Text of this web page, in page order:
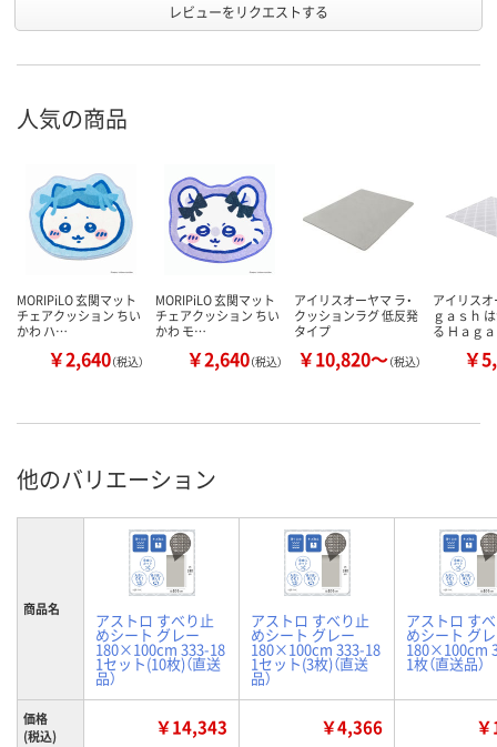
レビューをリクエストする
人気の商品
MORIPiLO 玄関マット
チェアクッション ちい
かわ ハ…
￥2,640（税込）
MORIPiLO 玄関マット
チェアクッション ちい
かわ モ…
￥2,640（税込）
アイリスオーヤマ ラ・
クッションラグ 低反発
タイプ
￥10,820～（税込）
アイリス
ｇａｓｈ
る Ｈａｇ
￥
他のバリエーション
商品名
アストロ すべり止
めシート グレー
180×100cm 333-18
1セット(10枚)（直送
品）
アストロ すべり止
めシート グレー
180×100cm 333-18
1セット(3枚)（直送
品）
アストロ す
めシート グ
180×100cm
1枚（直送品）
価格
(税込)
￥14,343 ￥4,366